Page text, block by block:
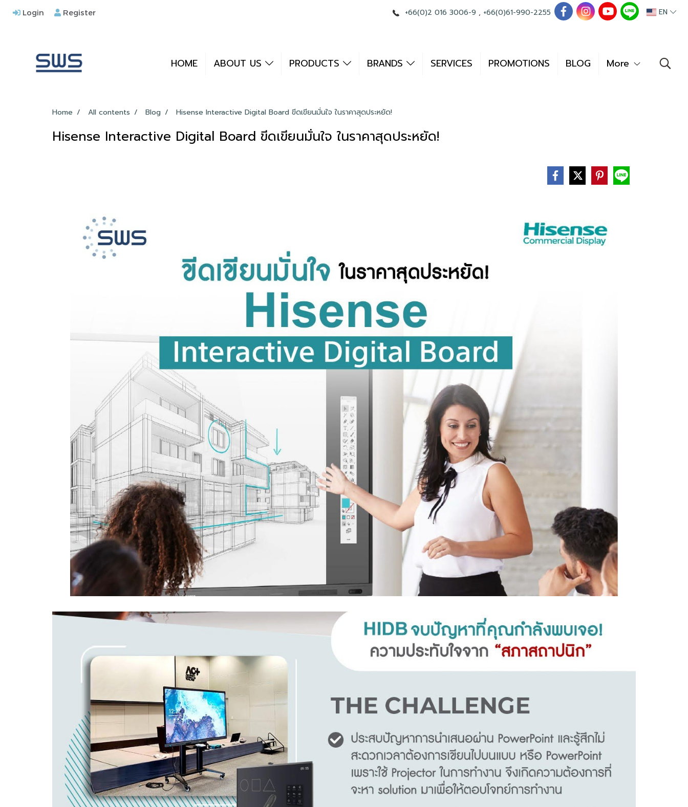
Login Register +66(0)2 016 3006-9 , +66(0)61-990-2255 EN
HOME ABOUT US PRODUCTS BRANDS SERVICES PROMOTIONS BLOG More
Home All contents Blog Hisense Interactive Digital Board ขีดเขียนมั่นใจ ในราคาสุดประหยัด!
Hisense Interactive Digital Board ขีดเขียนมั่นใจ ในราคาสุดประหยัด!